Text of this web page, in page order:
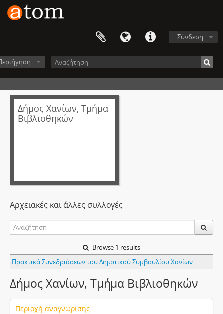
Σύνδεση
Δήμος Χανίων, Τμήμα
Βιβλιοθηκών
Αρχειακές και άλλες συλλογές
Browse 1 results
Πρακτικά Συνεδριάσεων του Δημοτικού Συμβουλίου Χανίων
Δήμος Χανίων, Τμήμα Βιβλιοθηκών
Περιοχή αναγνώρισης